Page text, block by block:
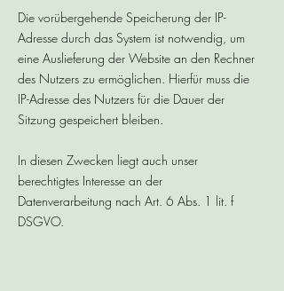
Die vorübergehende Speicherung der IP-
Adresse durch das System ist notwendig, um
eine Auslieferung der Website an den Rechner
des Nutzers zu ermöglichen. Hierfür muss die
IP-Adresse des Nutzers für die Dauer der
Sitzung gespeichert bleiben.
In diesen Zwecken liegt auch unser
berechtigtes Interesse an der
Datenverarbeitung nach Art. 6 Abs. 1 lit. f
DSGVO.